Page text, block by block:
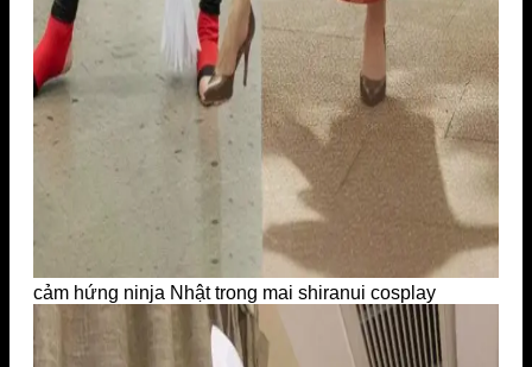
cảm hứng ninja Nhật trong mai shiranui cosplay